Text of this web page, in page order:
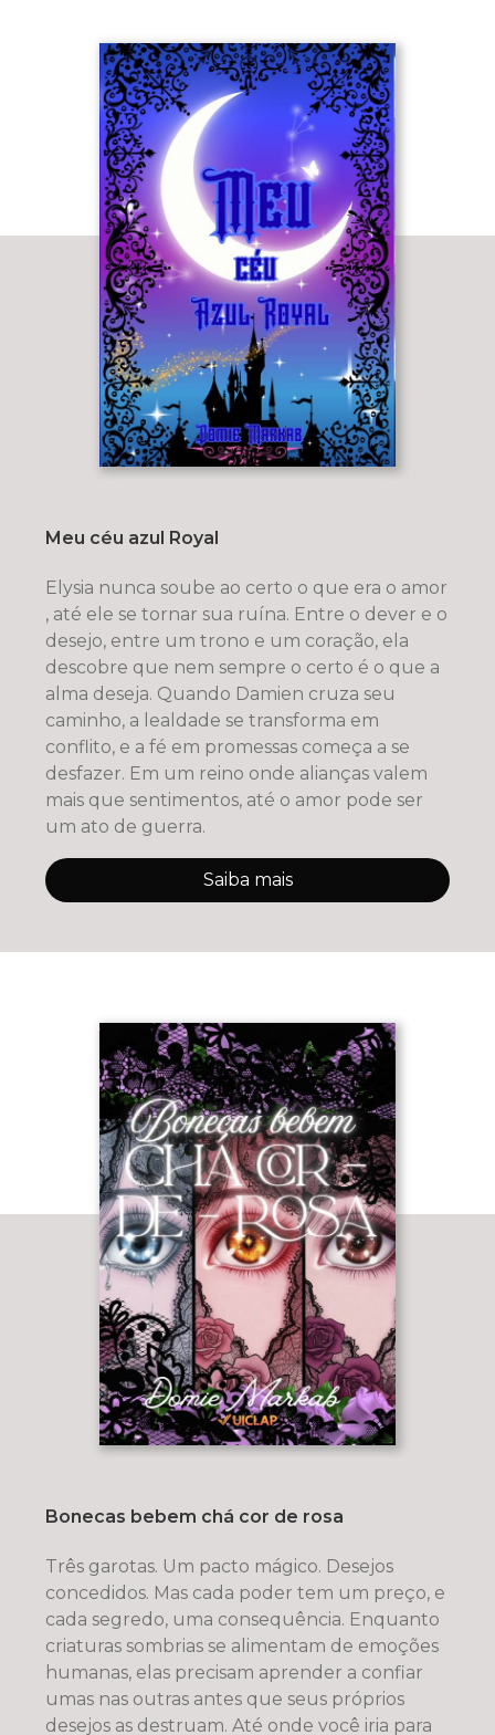
Meu céu azul Royal
Elysia nunca soube ao certo o que era o amor
, até ele se tornar sua ruína. Entre o dever e o
desejo, entre um trono e um coração, ela
descobre que nem sempre o certo é o que a
alma deseja. Quando Damien cruza seu
caminho, a lealdade se transforma em
conflito, e a fé em promessas começa a se
desfazer. Em um reino onde alianças valem
mais que sentimentos, até o amor pode ser
um ato de guerra.
Saiba mais
Bonecas bebem chá cor de rosa
Três garotas. Um pacto mágico. Desejos
concedidos. Mas cada poder tem um preço, e
cada segredo, uma consequência. Enquanto
criaturas sombrias se alimentam de emoções
humanas, elas precisam aprender a confiar
umas nas outras antes que seus próprios
desejos as destruam. Até onde você iria para